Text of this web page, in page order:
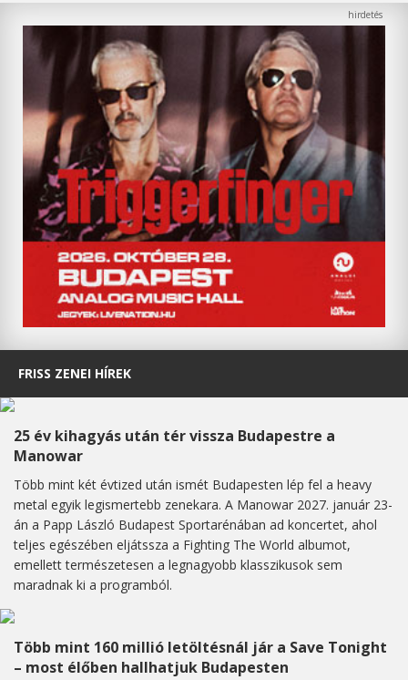
FRISS ZENEI HÍREK
25 év kihagyás után tér vissza Budapestre a
Manowar
Több mint két évtized után ismét Budapesten lép fel a heavy
metal egyik legismertebb zenekara. A Manowar 2027. január 23-
án a Papp László Budapest Sportarénában ad koncertet, ahol
teljes egészében eljátssza a Fighting The World albumot,
emellett természetesen a legnagyobb klasszikusok sem
maradnak ki a programból.
Több mint 160 millió letöltésnál jár a Save Tonight
– most élőben hallhatjuk Budapesten